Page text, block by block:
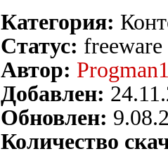
Категория:
Статус: freeware
Автор:
Добавлен:
Обновлен:
Количество